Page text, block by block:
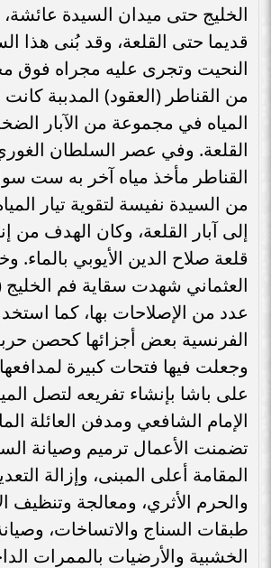
الخليج حتى ميدان السيدة عائشة،
قديما حتى القلعة، وقد بُنى هذا
النحيت وتجرى عليه مجراه
من القناطر (العقود) المدببة
المياه في مجموعة من الآبار
القلعة. وفي عصر السلطان
القناطر مأخذ مياه آخر به ست
من السيدة نفيسة لتقوية تيار
إلى آبار القلعة، وكان الهدف من
قلعة صلاح الدين الأيوبي بالماء.
العثماني شهدت سقاية فم
عدد من الإصلاحات بها، كما
الفرنسية بعض أجزائها كحصن
وجعلت فيها فتحات كبيرة
على باشا بإنشاء تفريعه لتصل
الإمام الشافعي ومدفن العائلة
تضمنت الأعمال ترميم وصيانة
المقامة أعلى المبنى، وإزالة
والحرم الأثري، ومعالجة وتنظيف
طبقات السناج والاتساخات،
الخشبية والأرضيات بالممرات